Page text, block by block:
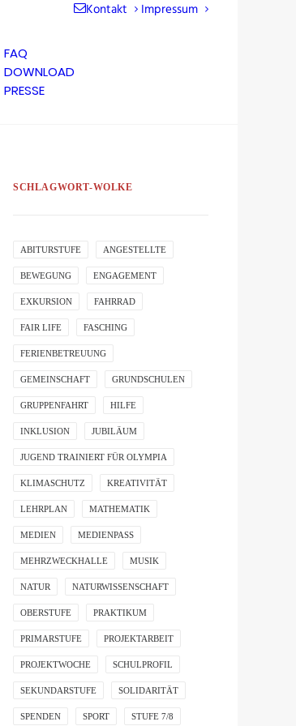
Kontakt Impressum
FAQ
DOWNLOAD
PRESSE
SCHLAGWORT-WOLKE
ABITURSTUFE ANGESTELLTE
BEWEGUNG ENGAGEMENT
EXKURSION FAHRRAD
FAIR LIFE FASCHING
FERIENBETREUUNG
GEMEINSCHAFT GRUNDSCHULEN
GRUPPENFAHRT HILFE
INKLUSION JUBILÄUM
JUGEND TRAINIERT FÜR OLYMPIA
KLIMASCHUTZ KREATIVITÄT
LEHRPLAN MATHEMATIK
MEDIEN MEDIENPASS
MEHRZWECKHALLE MUSIK
NATUR NATURWISSENSCHAFT
OBERSTUFE PRAKTIKUM
PRIMARSTUFE PROJEKTARBEIT
PROJEKTWOCHE SCHULPROFIL
SEKUNDARSTUFE SOLIDARITÄT
SPENDEN SPORT STUFE 7/8